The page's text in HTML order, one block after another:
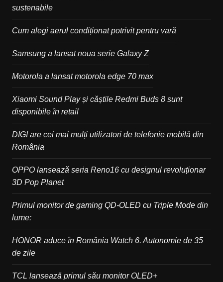
sustenabile
Cum alegi aerul condiționat potrivit pentru vară
Samsung a lansat noua serie Galaxy Z
Motorola a lansat motorola edge 70 max
Xiaomi Sound Play și căștile Redmi Buds 8 sunt
disponibile în retail
DIGI are cei mai mulți utilizatori de telefonie mobilă din
România
OPPO lansează seria Reno16 cu designul revoluționar
3D Pop Planet
Primul monitor de gaming QD-OLED cu Triple Mode din
lume:
HONOR aduce în România Watch 6. Autonomie de 35
de zile
TCL lansează primul său monitor OLED+